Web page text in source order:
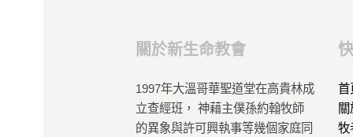
關於新生命教會
1997年大溫哥華聖道堂在高貴林成
立查經班， 神藉主僕孫約翰牧師
的異象與許可興執事等幾個家庭同
首
牧